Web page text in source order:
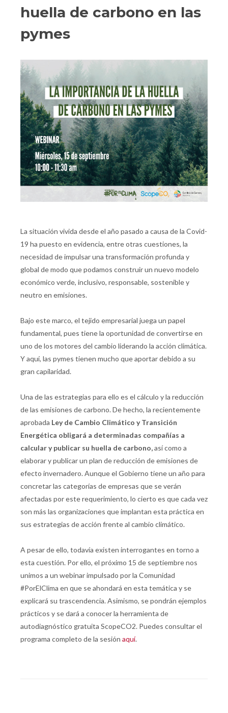
huella de carbono en las
pymes
La situación vivida desde el año pasado a causa de la Covid-
19 ha puesto en evidencia, entre otras cuestiones, la
necesidad de impulsar una transformación profunda y
global de modo que podamos construir un nuevo modelo
económico verde, inclusivo, responsable, sostenible y
neutro en emisiones.
Bajo este marco, el tejido empresarial juega un papel
fundamental, pues tiene la oportunidad de convertirse en
uno de los motores del cambio liderando la acción climática.
Y aquí, las pymes tienen mucho que aportar debido a su
gran capilaridad.
Una de las estrategias para ello es el cálculo y la reducción
de las emisiones de carbono. De hecho, la recientemente
aprobada Ley de Cambio Climático y Transición
Energética obligará a determinadas compañías a
calcular y publicar su huella de carbono,así como a
elaborar y publicar un plan de reducción de emisiones de
efecto invernadero. Aunque el Gobierno tiene un año para
concretar las categorías de empresas que se verán
afectadas por este requerimiento, lo cierto es que cada vez
son más las organizaciones que implantan esta práctica en
sus estrategias de acción frente al cambio climático.
A pesar de ello, todavía existen interrogantes en torno a
esta cuestión. Por ello, el próximo 15 de septiembre nos
unimos a un webinar impulsado por la Comunidad
#PorElClima en que se ahondará en esta temática y se
explicará su trascendencia. Asimismo, se pondrán ejemplos
prácticos y se dará a conocer la herramienta de
autodiagnóstico gratuita ScopeCO2. Puedes consultar el
programa completo de la sesión aquí.